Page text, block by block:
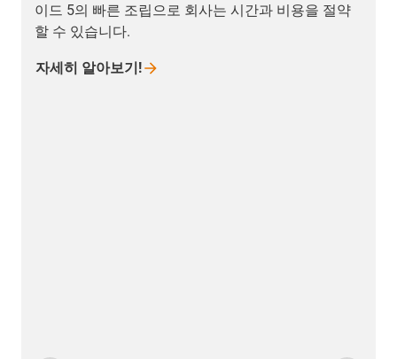
이드 5의 빠른 조립으로 회사는 시간과 비용을 절약
할 수 있습니다.
자세히 알아보기!